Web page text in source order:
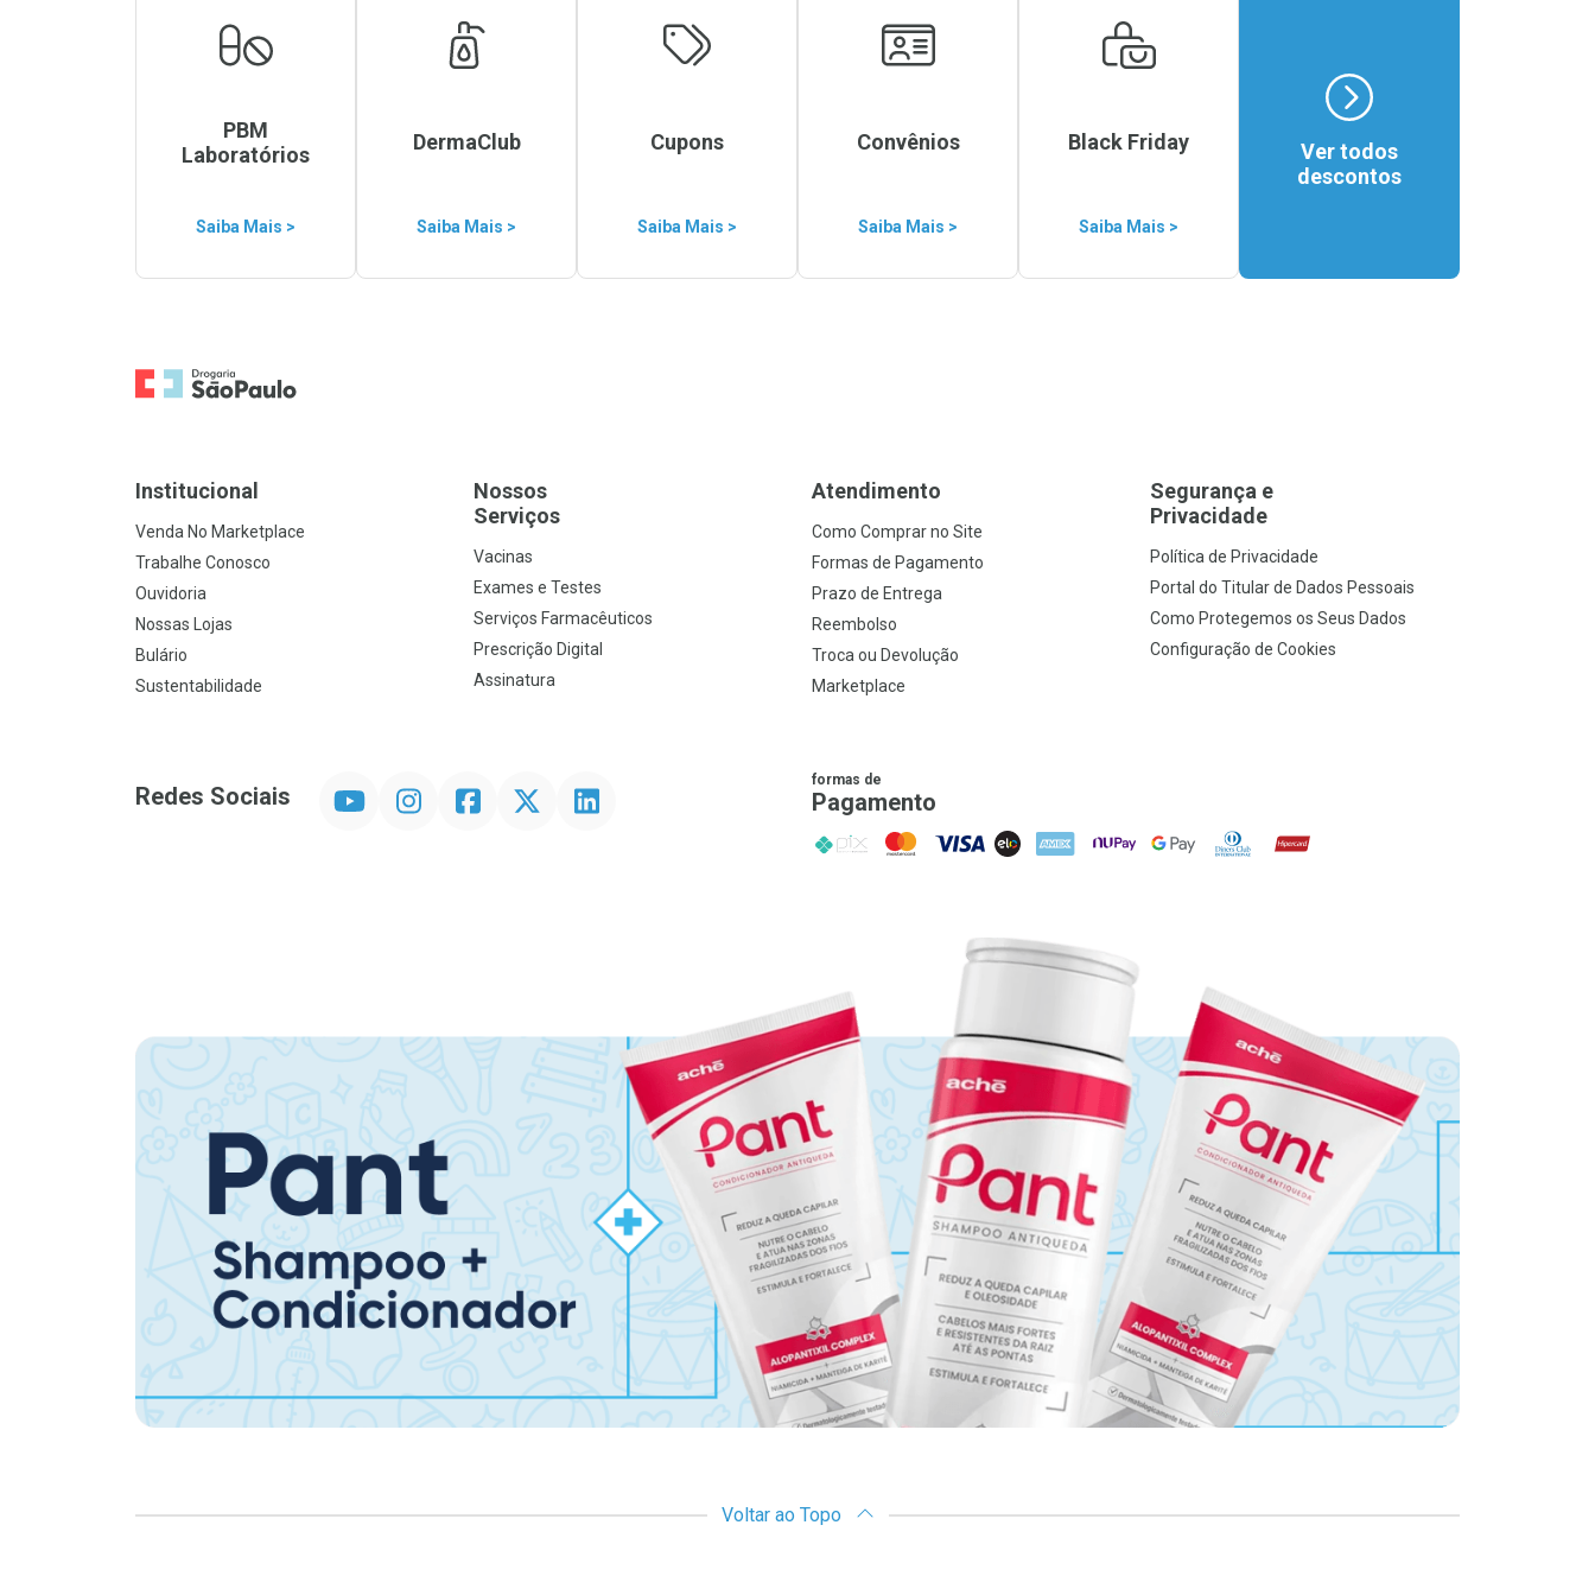
PBM
Laboratórios
Saiba Mais >
DermaClub
Saiba Mais >
Cupons
Saiba Mais >
Convênios
Saiba Mais >
Black Friday
Saiba Mais >
Ver todos
descontos
Ir para a Home
Institucional
Venda No Marketplace
Trabalhe Conosco
Ouvidoria
Nossas Lojas
Bulário
Sustentabilidade
Nossos
Serviços
Vacinas
Exames e Testes
Serviços Farmacêuticos
Prescrição Digital
Assinatura
Atendimento
Como Comprar no Site
Formas de Pagamento
Prazo de Entrega
Reembolso
Troca ou Devolução
Marketplace
Segurança e
Privacidade
Política de Privacidade
Portal do Titular de Dados Pessoais
Como Protegemos os Seus Dados
Configuração de Cookies
Redes Sociais InstagramFacebookTwitter Linkedin formas de
Pagamento
PIX MasterCard
VISA ELO AMEX NuPay Google PayDiners ClubHipercard
Voltar ao Topo